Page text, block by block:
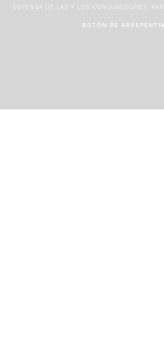
DEFENSA DE LAS Y LOS CONSUMIDORES.
BOTÓN DE